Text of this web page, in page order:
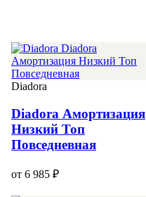
Diadora
Diadora Амортизация
Низкий Топ
Повседневная
от 6 985 ₽